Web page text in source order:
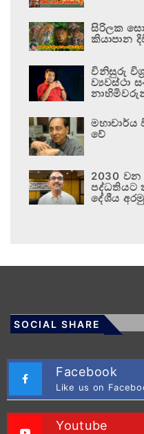
සිරිලක
කියාපාන
විනිසුරු
ව්‍යවස්ථා
මහාචාර්ය
වේ
2030 වන
පද්ධතියට
දේශීය
SOCIAL SHARE
Facebook
Like us on
Youtube